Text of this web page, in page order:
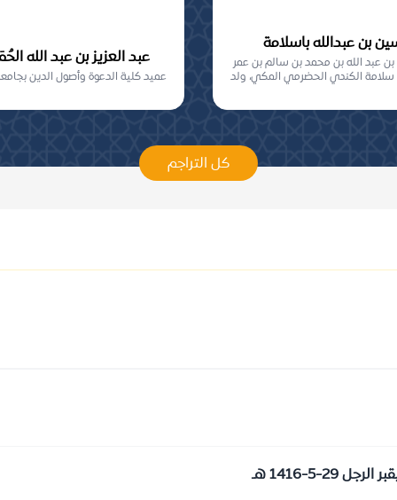
بن عبدالله باسلامة
عبد الله بن محمد بن سالم بن عمر
الكندي الحضرمي المكي، ولد
عبد العزيز بن عبد الله
عميد كلية الدعوة وأصول الدين
كل التراجم
5-1416 هـ